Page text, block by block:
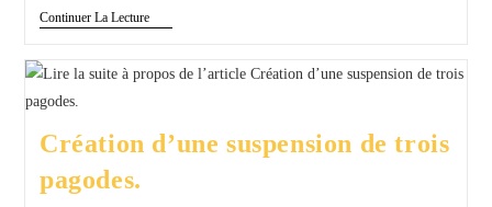
Continuer La Lecture
Création d’une suspension de trois
pagodes.